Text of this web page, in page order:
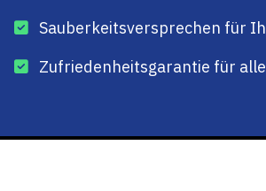
Sauberkeitsversprechen für
Zufriedenheitsgarantie für